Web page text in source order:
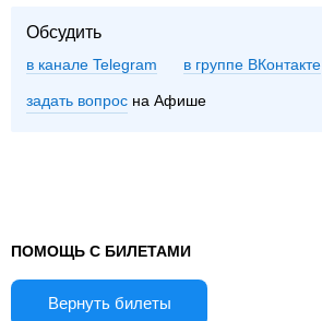
Обсудить
в канале Telegram группе ВКонтакте
задать вопрос на Афише
ПОМОЩЬ С БИЛЕТАМИ
Вернуть билеты